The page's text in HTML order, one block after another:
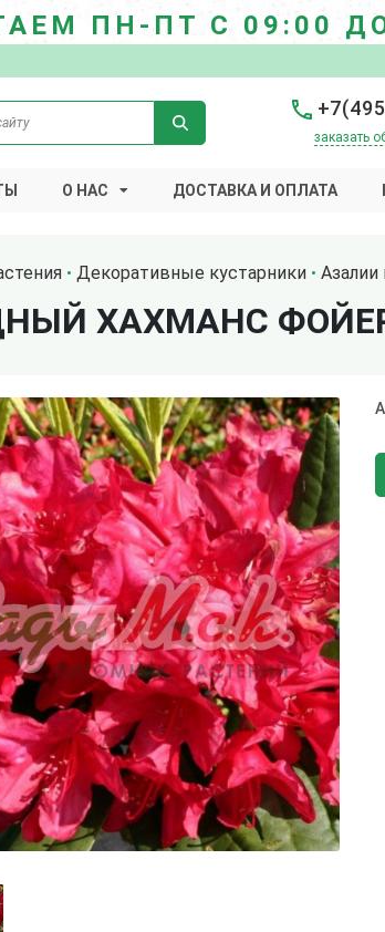
ПН-ПТ С 09:00
заказать
О НАС ДОСТАВКА И ОПЛАТА
Декоративные кустарники
ХАХМАНС